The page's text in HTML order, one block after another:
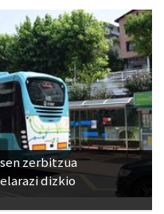
zerbitzua
dizkio